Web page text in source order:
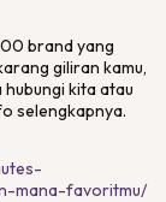
brandyang
giliran kamu,
hubungi kita atau
selengkapnya.
mana-favoritmu/